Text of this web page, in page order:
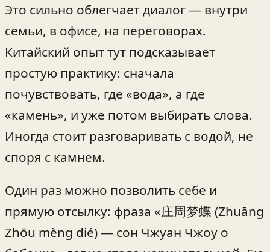
Это сильно облегчает диалог — внутри
семьи, в офисе, на переговорах.
Китайский опыт тут подсказывает
простую практику: сначала
почувствовать, где «вода», а где
«камень», и уже потом выбирать слова.
Иногда стоит разговаривать с водой, не
споря с камнем.
Один раз можно позволить себе и
прямую отсылку: фраза «庄周梦蝶 (Zhuāng
Zhōu mèng dié) — сон Чжуан Чжоу о